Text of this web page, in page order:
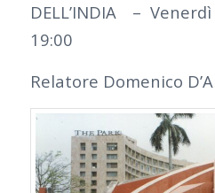
DELL’INDIA –
19:00
Relatore Domenico